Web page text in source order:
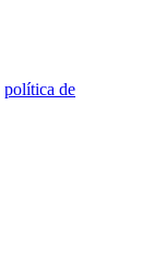
política de